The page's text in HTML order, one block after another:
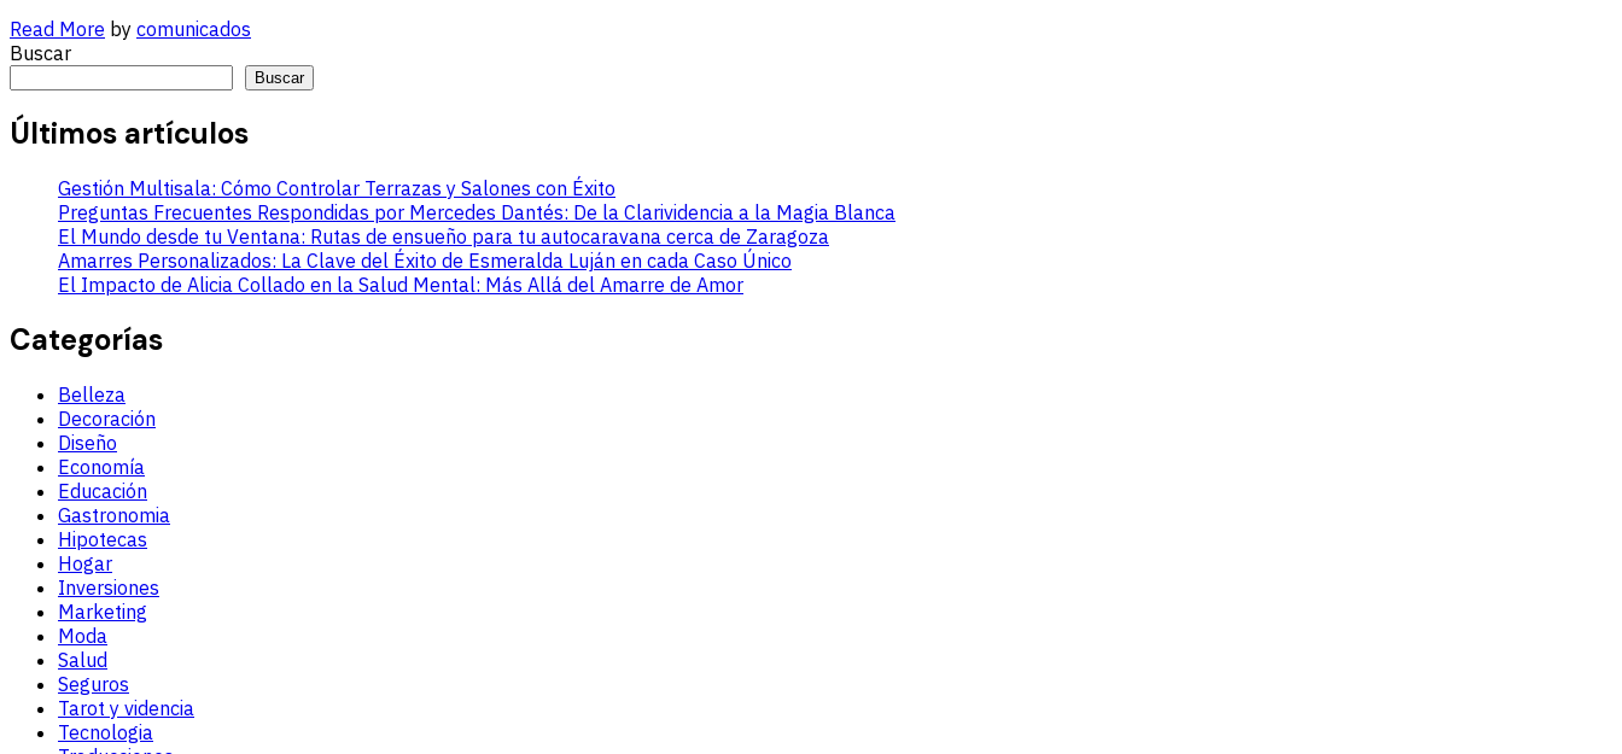
Read More Read
by comunicados
Buscar
Buscar
Últimos artículos
Gestión Multisala: Cómo Controlar Terrazas y Salones con Éxito
Preguntas Frecuentes Respondidas por Mercedes Dantés: De la Clarividencia a la Magia Blanca
El Mundo desde tu Ventana: Rutas de ensueño para tu autocaravana cerca de Zaragoza
Amarres Personalizados: La Clave del Éxito de Esmeralda Luján en cada Caso Único
El Impacto de Alicia Collado en la Salud Mental: Más Allá del Amarre de Amor
Categorías
Belleza
Decoración
Diseño
Economía
Educación
Gastronomia
Hipotecas
Hogar
Inversiones
Marketing
Moda
Salud
Seguros
Tarot y videncia
Tecnologia